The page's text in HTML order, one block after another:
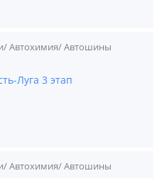
Автохимия/ Автошины
Луга 3 этап
Автохимия/ Автошины